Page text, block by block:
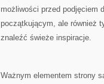
możliwości przed podjęciem
początkującym, ale również
znaleźć świeże inspiracje.
Ważnym elementem strony